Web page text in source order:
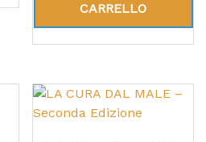
CARRELLO